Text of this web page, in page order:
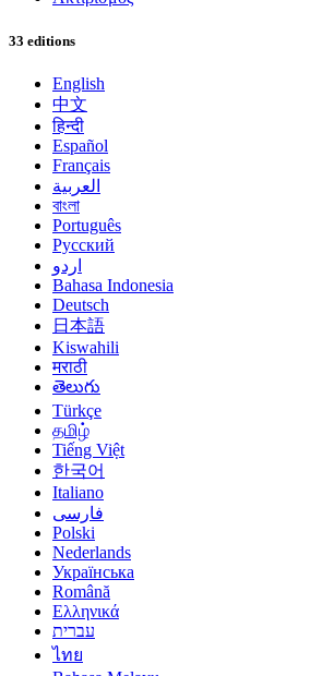
33 editions
English
中文
हिन्दी
Español
Français
العربية
বাংলা
Português
Русский
اردو
Bahasa Indonesia
Deutsch
日本語
Kiswahili
मराठी
తెలుగు
Türkçe
தமிழ்
Tiếng Việt
한국어
Italiano
فارسی
Polski
Nederlands
Українська
Română
Ελληνικά
עברית
ไทย